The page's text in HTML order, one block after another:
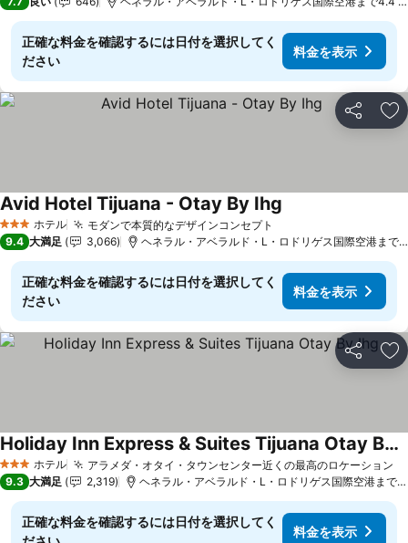
正確な料金を確認するには日付を選択してく
ださい
料金を表示
シェア お
3 ホテルのランク
ホテル モダンで本質的なデザインコンセプト
Avid Hotel Tijuana - Otay By Ihg
9.4 大満足 3,066 ヘネラル・アベラルド・L・ロドリゲス国際空港まで
正確な料金を確認するには日付を選択してく
ださい
料金を表示
シェア お
3 ホテルのランク
ホテル アラメダ・オタイ・タウンセンター近くの最高のロケーション
Holiday Inn Express & Suites Tijuana Otay By Ihg
料金を表示
9.3 大満足 2,319 ヘネラル・アベラルド・L・ロドリゲス国際空港まで
正確な料金を確認するには日付を選択してく
料金を表示